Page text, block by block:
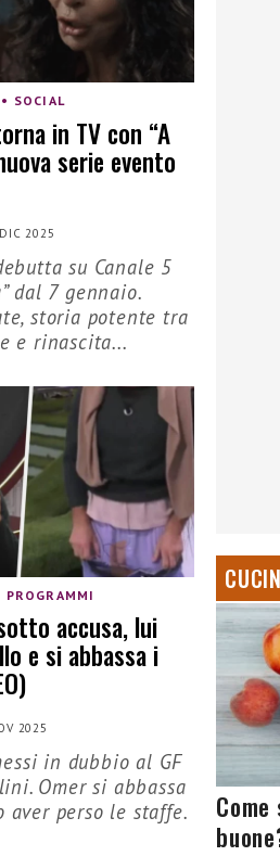
SOCIAL
in TV con “A
serie evento
2025
su Canale 5
dal 7 gennaio.
storia potente tra
e rinascita...
PROGRAMMI
accusa, lui
e si abbassa i
2025
in dubbio al GF
Omer si abbassa
perso le staffe.